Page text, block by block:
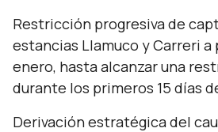
Restricción progresiva de
estancias Llamuco y Carreri a
enero, hasta alcanzar una
durante los primeros 15 días
Derivación estratégica del